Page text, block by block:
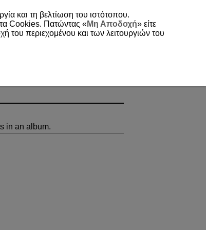
in an album.
και τη βελτίωση του ιστότοπου.
τα Cookies. Πατώντας «Μη Αποδοχή» είτε
του περιεχομένου και των λειτουργιών του